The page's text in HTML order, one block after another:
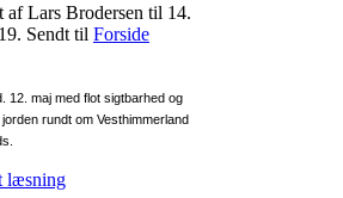
af Lars Brodersen til 14.
. Sendt til Forside
12. maj med flot sigtbarhed og
rundt om Vesthimmerland
læsning